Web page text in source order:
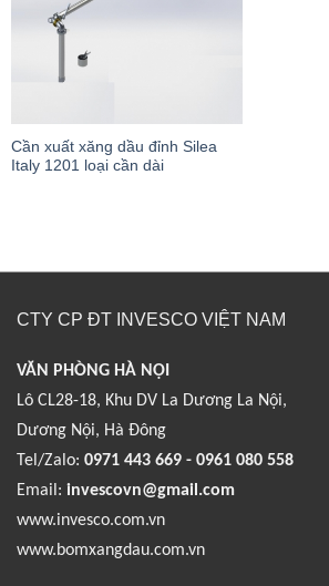
Cần xuất xăng dầu đỉnh Silea
Italy 1201 loại cần dài
CTY CP ĐT INVESCO VIỆT NAM
VĂN PHÒNG HÀ NỘI
Lô CL28-18, Khu DV La Dương La Nội,
Dương Nội, Hà Đông
Tel/Zalo: 0971 443 669 - 0961 080 558
Email: invescovn@gmail.com
www.invesco.com.vn
www.bomxangdau.com.vn